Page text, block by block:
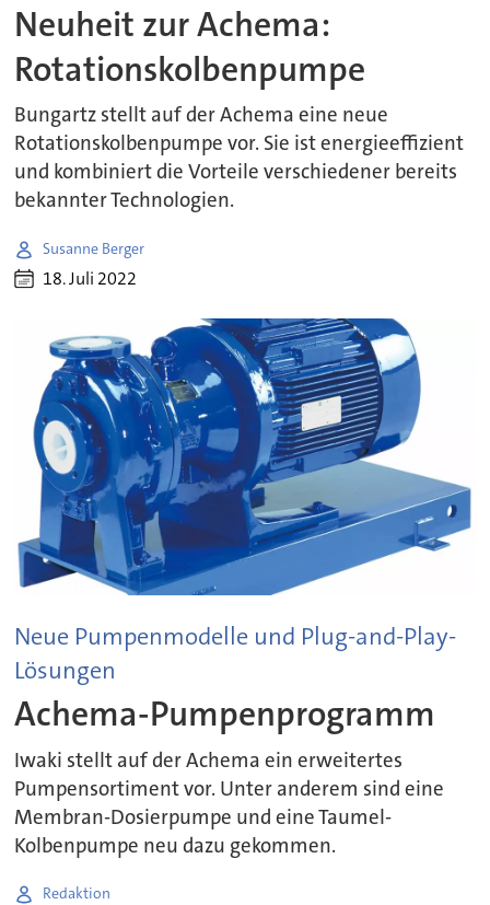
Neuheit zur Achema:
Rotationskolbenpumpe
Bungartz stellt auf der Achema eine neue
Rotationskolbenpumpe vor. Sie ist energieeffizient
und kombiniert die Vorteile verschiedener bereits
bekannter Technologien.
Susanne Berger
18. Juli 2022
Neue Pumpenmodelle und Plug-and-Play-
Lösungen
Achema-Pumpenprogramm
Iwaki stellt auf der Achema ein erweitertes
Pumpensortiment vor. Unter anderem sind eine
Membran-Dosierpumpe und eine Taumel-
Kolbenpumpe neu dazu gekommen.
Redaktion